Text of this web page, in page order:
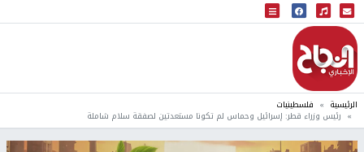
البث المباشر
إذاعة النجاح
الرئيسية فلسطينيات
رئيس وزراء قطر: إسرائيل وحماس لم تكونا مستعدتين لصفقة سلام شاملة